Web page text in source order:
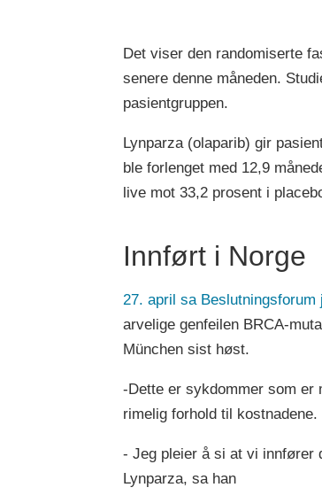
Det viser den randomiserte
senere denne måneden.
pasientgruppen.
Lynparza (olaparib) gir
ble forlenget med 12,9
live mot 33,2 prosent i
Innført i Norge
27. april sa
arvelige genfeilen BRCA-
München sist høst.
-Dette er sykdommer som er
rimelig forhold til
- Jeg pleier å si at vi innfører
Lynparza, sa han